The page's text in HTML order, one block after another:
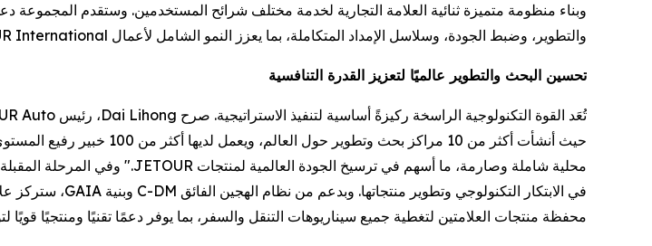
والتطوير، وضبط الجودة، وسلاسل الإمداد المتكاملة، بما يعزز النمو الشامل لأعمال JETOUR International العالمية.
تحسين البحث والتطوير عالميًا لتعزيز القدرة التنافسية
حيث أنشأت أكثر من 10 مراكز
محفظة منتجات العلامتين لتغطية جميع سيناريوهات التنقل والسفر، بما يوفر دعمًا تقنيًا ومنتجيًا قويًا